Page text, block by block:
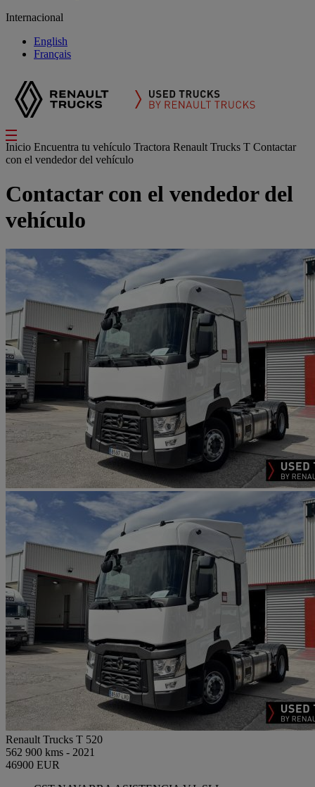
Internacional
English
Français
Inicio Encuentra tu vehículo Tractora Renault Trucks T Contactar
con el vendedor del vehículo
Contactar con el vendedor del
vehículo
Renault Trucks T 520
562 900 kms - 2021
46900 EUR